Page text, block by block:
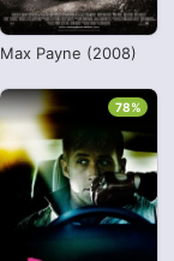
Max Payne (2008)
78%